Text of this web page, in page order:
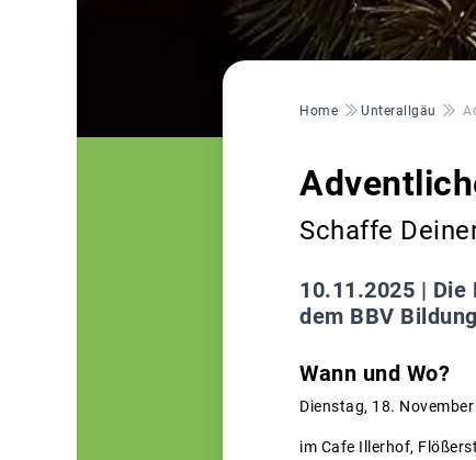
Pfadnavigation
Home Unterallgäu
Schaffe
10.11.2025 | Die
dem BBV
Wann und Wo?
Dienstag, 18.
im Cafe Illerhof,